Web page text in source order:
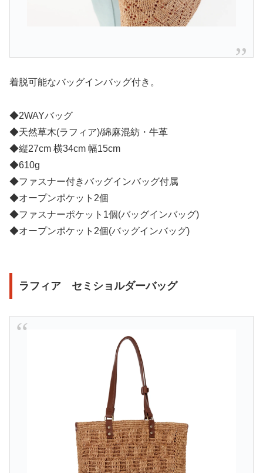
着脱可能なバッグインバッグ付き。
◆2WAYバッグ
◆天然草木(ラフィア)/綿麻混紡・牛革
◆縦27cm 横34cm 幅15cm
◆610g
◆ファスナー付きバッグインバッグ付属
◆オープンポケット2個
◆ファスナーポケット1個(バッグインバッグ)
◆オープンポケット2個(バッグインバッグ)
ラフィア セミショルダーバッグ